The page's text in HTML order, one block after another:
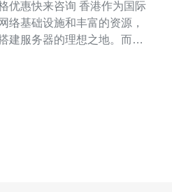
咨询 香港作为国际
络基础设施和丰富的资源，
建服务器的理想之地。而高